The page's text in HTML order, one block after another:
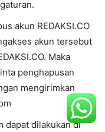
akun REDAKSI.CO
akun tersebut
Maka
penghapusan
mengirimkan
dapat dilakukan di